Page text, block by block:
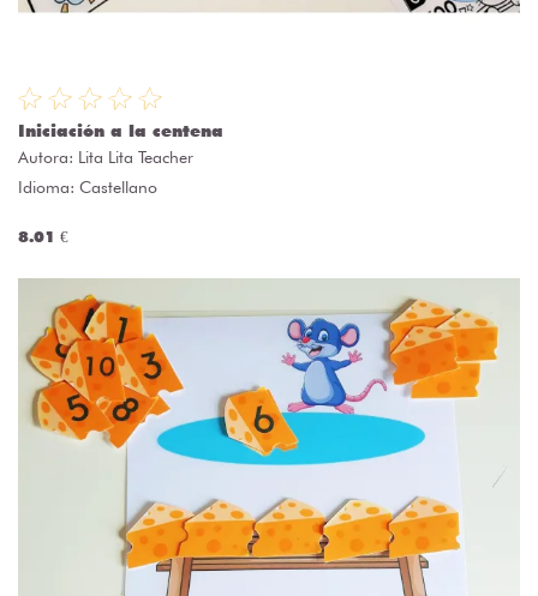
Iniciación a la centena
Autora: Lita Lita Teacher
Idioma: Castellano
8.01 €